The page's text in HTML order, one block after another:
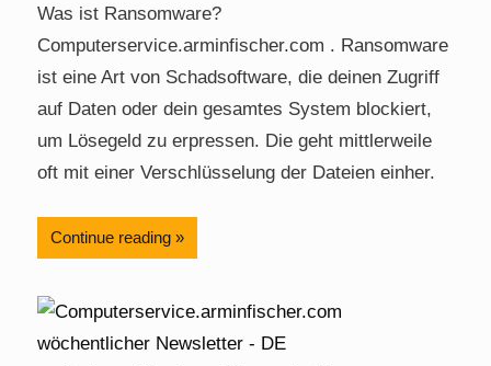
Was ist Ransomware?
Computerservice.arminfischer.com . Ransomware
ist eine Art von Schadsoftware, die deinen Zugriff
auf Daten oder dein gesamtes System blockiert,
um Lösegeld zu erpressen. Die geht mittlerweile
oft mit einer Verschlüsselung der Dateien einher.
Continue reading